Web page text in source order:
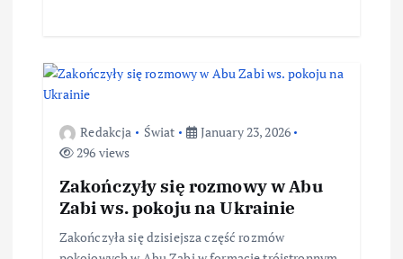
Redakcja Świat
January 23, 2026
296 views
Zakończyły się rozmowy w Abu
Zabi ws. pokoju na Ukrainie
Zakończyła się dzisiejsza część rozmów